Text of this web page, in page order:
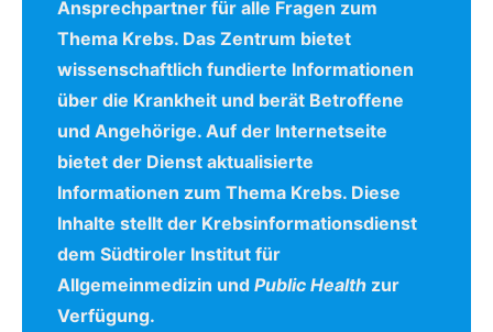
Ansprechpartner für alle Fragen zum
Thema Krebs. Das Zentrum bietet
wissenschaftlich fundierte Informationen
über die Krankheit und berät Betroffene
und Angehörige. Auf der Internetseite
bietet der Dienst aktualisierte
Informationen zum Thema Krebs. Diese
Inhalte stellt der Krebsinformationsdienst
dem Südtiroler Institut für
Allgemeinmedizin und Public Health zur
Verfügung.